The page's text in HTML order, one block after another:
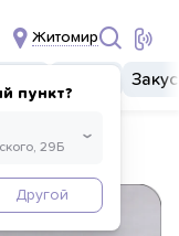
Житомир
пункт?
Другой